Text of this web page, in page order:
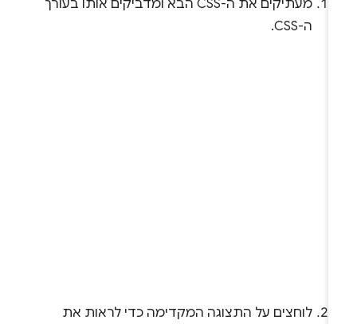
מעתיקים את ה-CSS הבא ומדביקים אותו בעורך
לוחצים על התצוגה המקדימה כדי לראות את